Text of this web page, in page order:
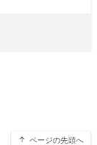
ページの先頭へ